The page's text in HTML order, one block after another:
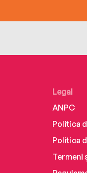
Legal
ANPC
Politica
Politica
Termeni